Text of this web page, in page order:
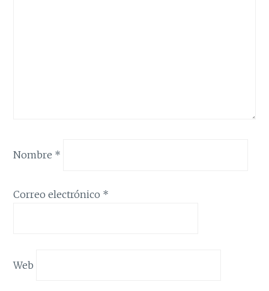
Nombre *
Correo electrónico *
Web